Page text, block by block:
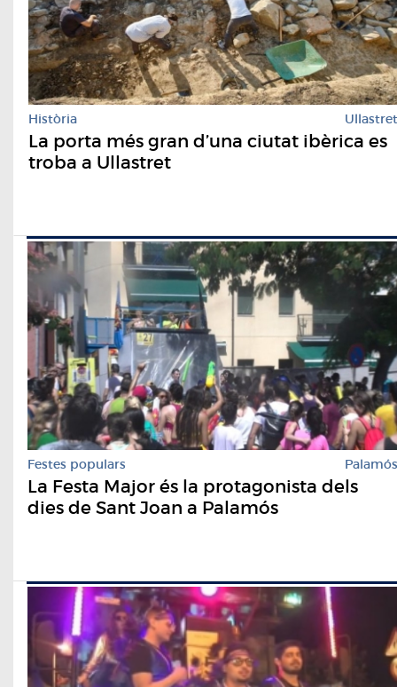
Història Ullastret
La porta més gran d’una ciutat ibèrica es
troba a Ullastret
Festes populars Palamós
La Festa Major és la protagonista dels
dies de Sant Joan a Palamós